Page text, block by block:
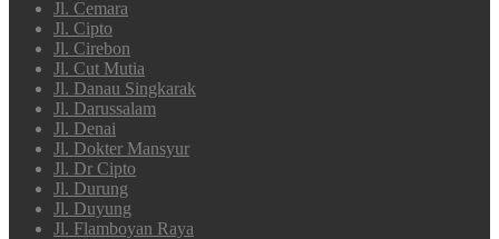
Jl. Cemara
Jl. Cipto
Jl. Cirebon
Jl. Cut Mutia
Jl. Danau Singkarak
Jl. Darussalam
Jl. Denai
Jl. Dokter Mansyur
Jl. Dr Cipto
Jl. Durung
Jl. Duyung
Jl. Flamboyan Raya